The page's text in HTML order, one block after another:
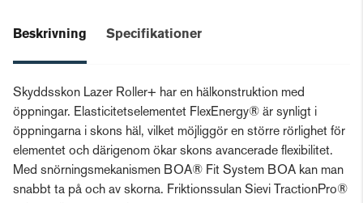
Beskrivning Specifikationer
Skyddsskon Lazer Roller+ har en hälkonstruktion med
öppningar. Elasticitetselementet FlexEnergy® är synligt i
öppningarna i skons häl, vilket möjliggör en större rörlighet för
elementet och därigenom ökar skons avancerade flexibilitet.
Med snörningsmekanismen BOA® Fit System BOA kan man
snabbt ta på och av skorna. Friktionssulan Sievi TractionPro®